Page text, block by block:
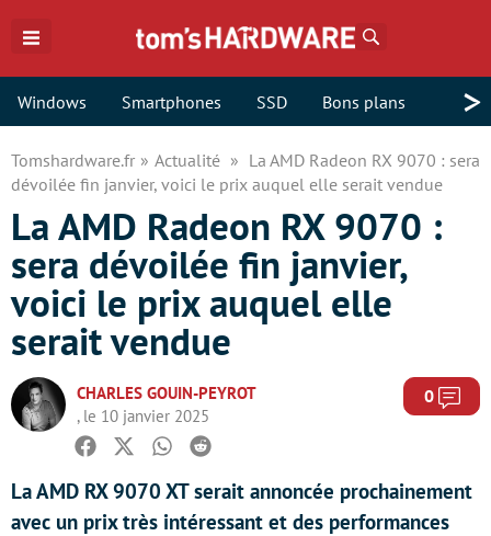
Windows Smartphones SSD Bons plans >
Tomshardware.fr Actualité
La AMD Radeon RX 9070 : sera
dévoilée fin janvier, voici le prix auquel elle serait vendue
La AMD Radeon RX 9070 :
sera dévoilée fin janvier,
voici le prix auquel elle
serait vendue
CHARLES GOUIN-PEYROT
, le 10 janvier 2025
0
Facebook
TwitterWhatsapp
Reddit
La AMD RX 9070 XT serait annoncée prochainement
avec un prix très intéressant et des performances